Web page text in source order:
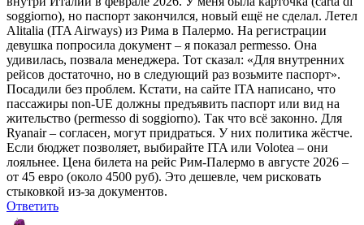
soggiorno), но паспорт закончился, новый ещё не сделал. Летел
Alitalia (ITA Airways) из Рима в Палермо. На регистрации
девушка попросила документ – я показал permesso. Она
удивилась, позвала менеджера. Тот сказал: «Для внутренних
рейсов достаточно, но в следующий раз возьмите паспорт».
Посадили без проблем. Кстати, на сайте ITA написано, что
пассажиры non-UE должны предъявить паспорт или вид на
жительство (permesso di soggiorno). Так что всё законно. Для
Ryanair – согласен, могут придраться. У них политика жёстче.
Если бюджет позволяет, выбирайте ITA или Volotea – они
лояльнее. Цена билета на рейс Рим-Палермо в августе 2026 –
от 45 евро (около 4500 руб). Это дешевле, чем рисковать
стыковкой из-за документов.
Ответить